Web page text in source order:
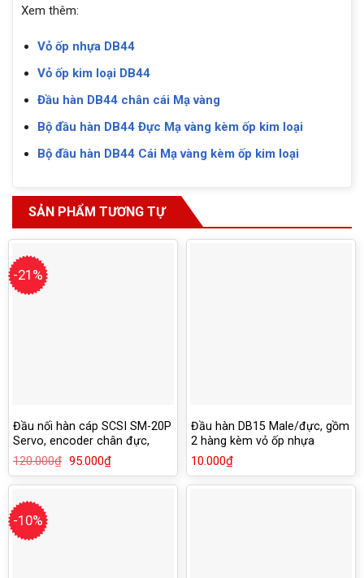
Xem thêm:
Vỏ ốp nhựa DB44
Vỏ ốp kim loại DB44
Đầu hàn DB44 chân cái Mạ vàng
Bộ đầu hàn DB44 Đực Mạ vàng kèm ốp kim loại
Bộ đầu hàn DB44 Cái Mạ vàng kèm ốp kim loại
SẢN PHẨM TƯƠNG TỰ
-21%
Đầu nối hàn cáp SCSI SM-20P
Servo, encoder chân đực,
kèm vỏ ốp
120.000₫ Giá
là:
95.000₫Giá
hiện
tại
Đầu hàn DB15 Male/đực, gồm
2 hàng kèm vỏ ốp nhựa
10.000₫
-10%